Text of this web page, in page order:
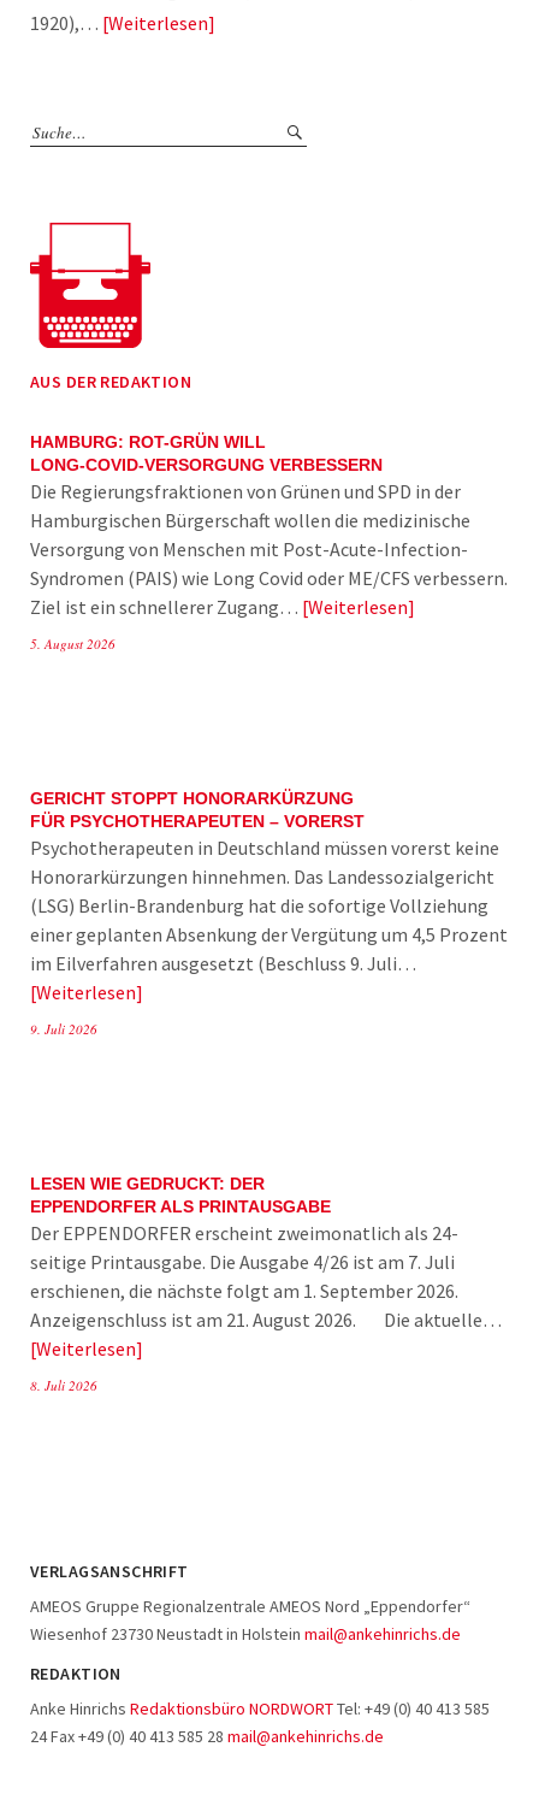
1920),… Weiterlesen
AUS DER REDAKTION
HAMBURG: ROT-GRÜN WILL
LONG-COVID-VERSORGUNG VERBESSERN
Die Regierungsfraktionen von Grünen und SPD in der
Hamburgischen Bürgerschaft wollen die medizinische
Versorgung von Menschen mit Post-Acute-Infection-
Syndromen (PAIS) wie Long Covid oder ME/CFS verbessern.
Ziel ist ein schnellerer Zugang… Weiterlesen
5. August 2026
GERICHT STOPPT HONORARKÜRZUNG
FÜR PSYCHOTHERAPEUTEN – VORERST
Psychotherapeuten in Deutschland müssen vorerst keine
Honorarkürzungen hinnehmen. Das Landessozialgericht
(LSG) Berlin-Brandenburg hat die sofortige Vollziehung
einer geplanten Absenkung der Vergütung um 4,5 Prozent
im Eilverfahren ausgesetzt (Beschluss 9. Juli…
Weiterlesen
9. Juli 2026
LESEN WIE GEDRUCKT: DER
EPPENDORFER ALS PRINTAUSGABE
Der EPPENDORFER erscheint zweimonatlich als 24-
seitige Printausgabe. Die Ausgabe 4/26 ist am 7. Juli
erschienen, die nächste folgt am 1. September 2026.
Anzeigenschluss ist am 21. August 2026. Die aktuelle…
Weiterlesen
8. Juli 2026
VERLAGSANSCHRIFT
AMEOS Gruppe Regionalzentrale AMEOS Nord „Eppendorfer“
Wiesenhof 23730 Neustadt in Holstein mail@ankehinrichs.de
REDAKTION
Anke Hinrichs Redaktionsbüro NORDWORTTel: +49 (0) 40 413 585
24 Fax +49 (0) 40 413 585 28 mail@ankehinrichs.de